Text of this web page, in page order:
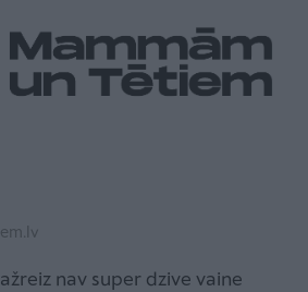
nav super dzive vaine